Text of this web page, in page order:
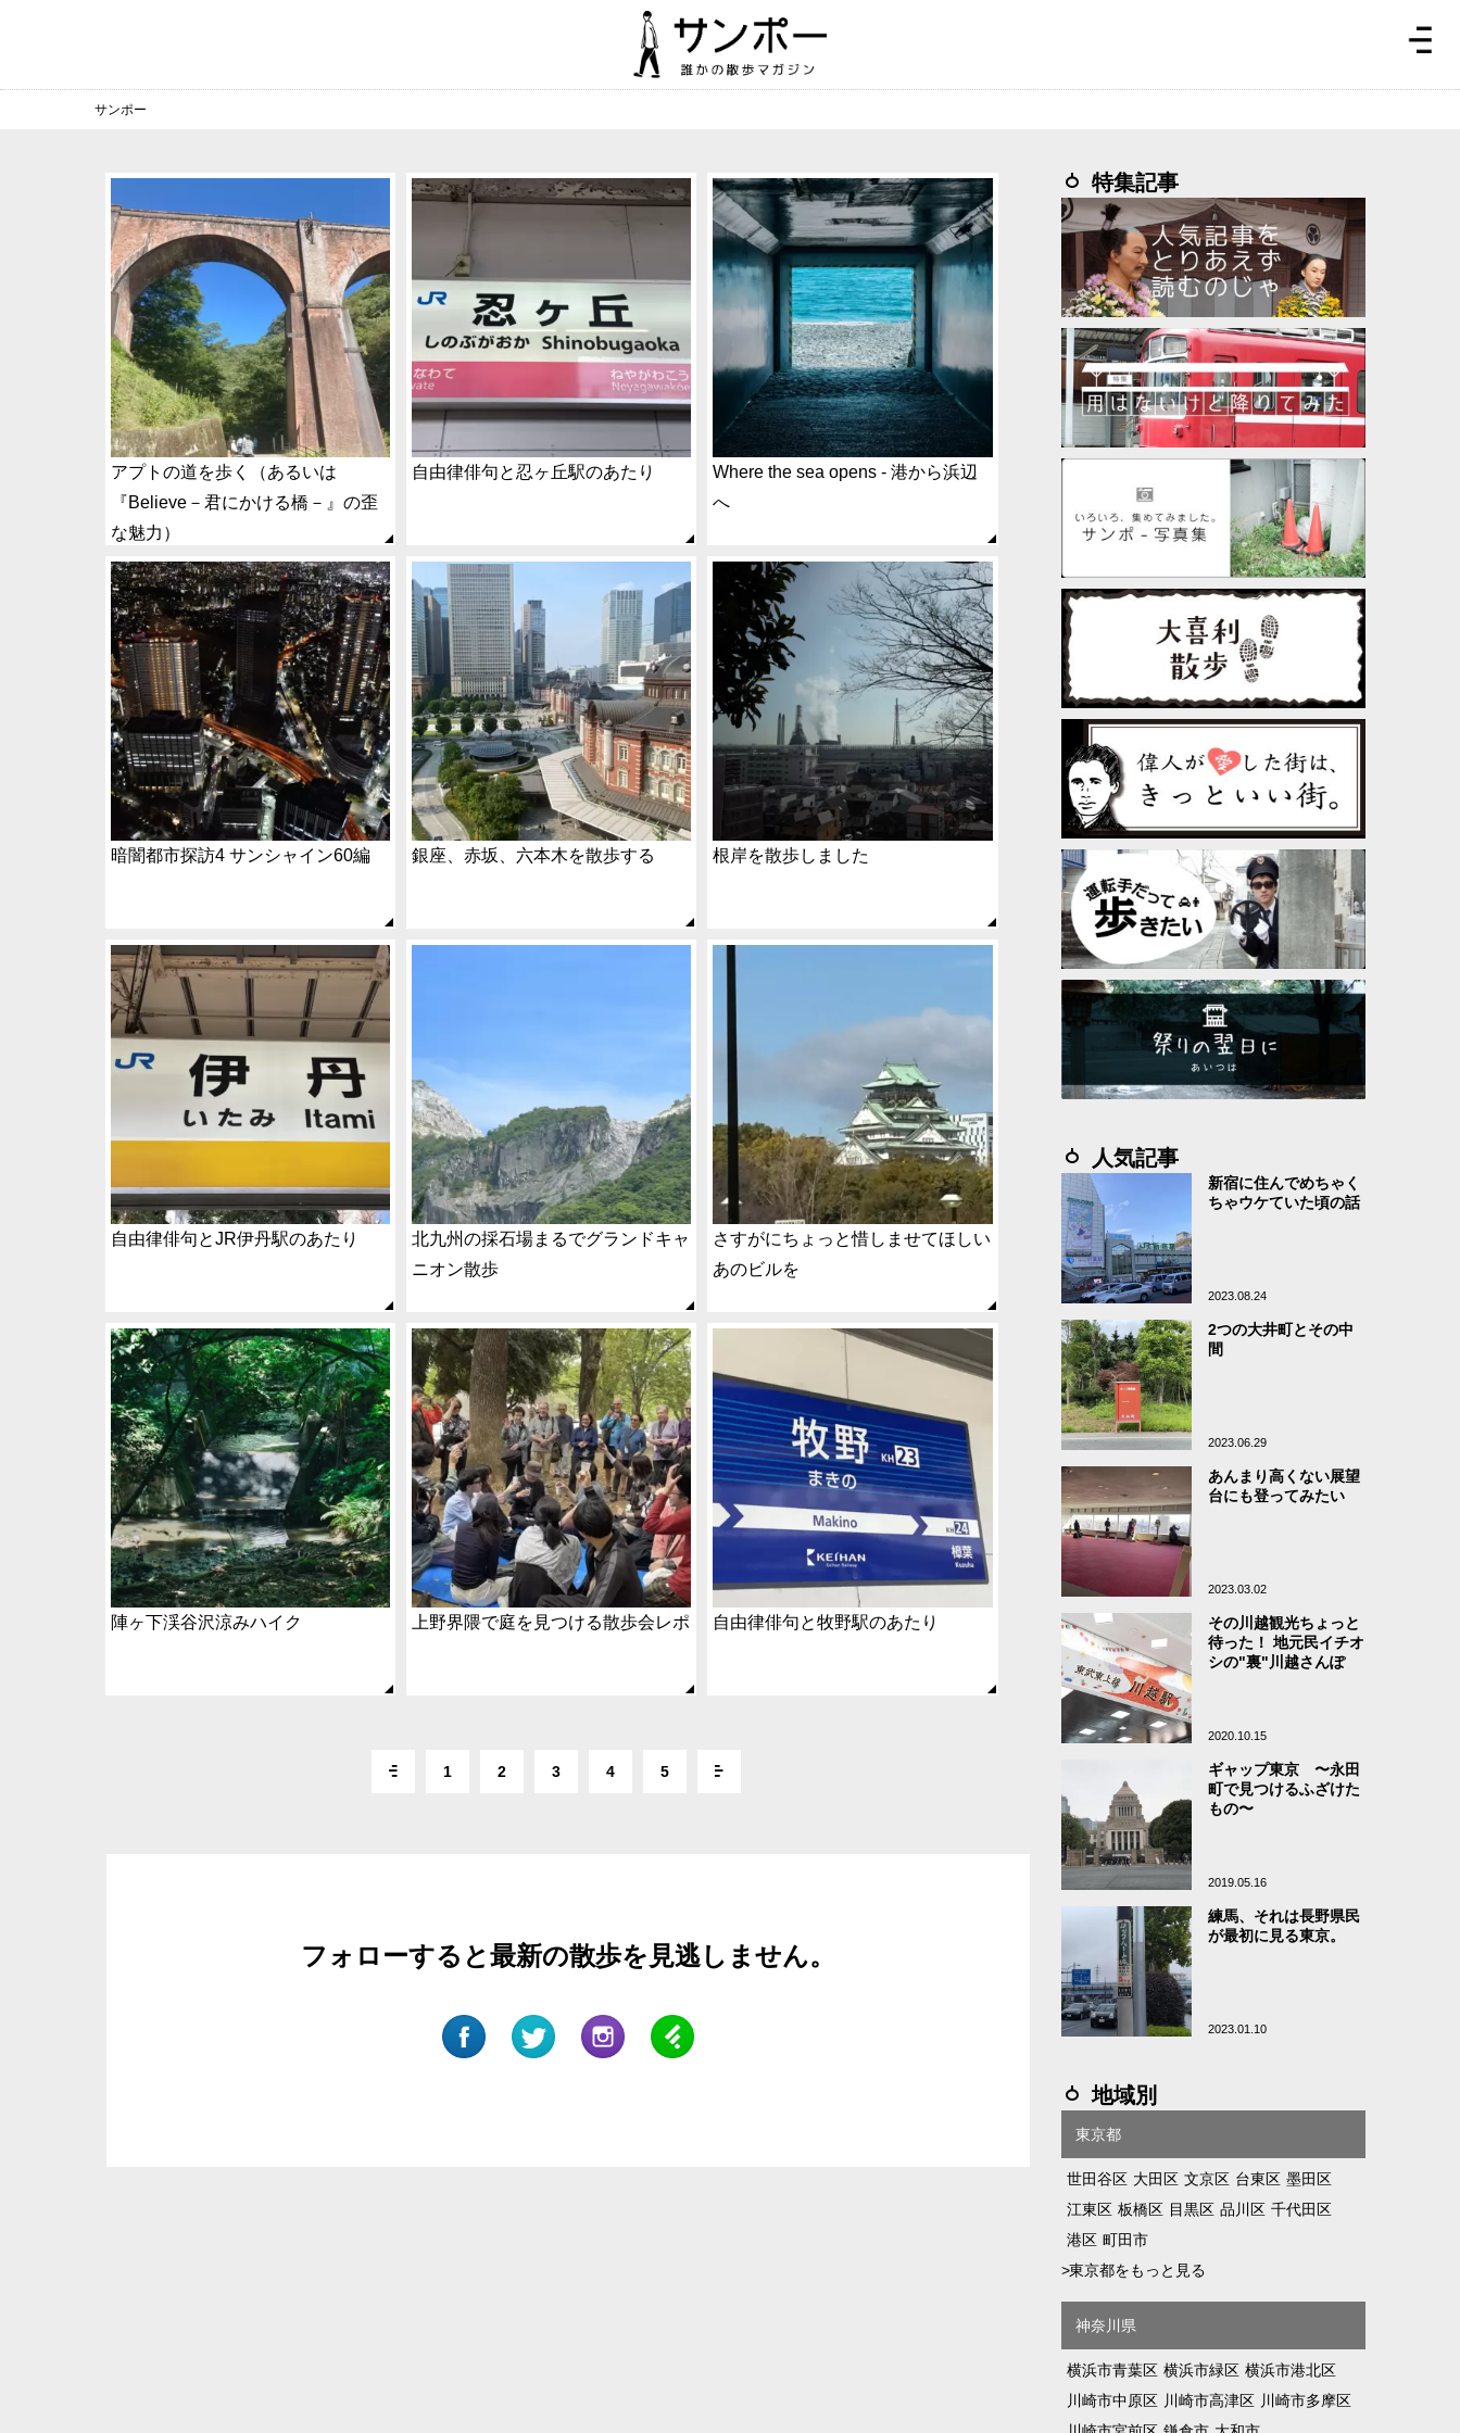
サンポー
アプトの道を歩く（あるいは
『Believe－君にかける橋－』の歪
な魅力）
自由律俳句と忍ヶ丘駅のあたり
Where the sea opens - 港から浜辺
へ
暗闇都市探訪4 サンシャイン60編 銀座、赤坂、六本木を散歩する 根岸を散歩しました
自由律俳句とJR伊丹駅のあたり
北九州の採石場まるでグランドキャ
ニオン散歩
さすがにちょっと惜しませてほしい
あのビルを
陣ヶ下渓谷沢涼みハイク 上野界隈で庭を見つける散歩会レポ 自由律俳句と牧野駅のあたり
1 2 3 4 5
フォローすると最新の散歩を見逃しません。
特集記事
人気記事
新宿に住んでめちゃく
ちゃウケていた頃の話
2023.08.24
2つの大井町とその中
間
2023.06.29
あんまり高くない展望
台にも登ってみたい
2023.03.02
その川越観光ちょっと
待った！ 地元民イチオ
シの"裏"川越さんぽ
2020.10.15
ギャップ東京 〜永田
町で見つけるふざけた
もの〜
2019.05.16
練馬、それは長野県民
が最初に見る東京。
2023.01.10
地域別
東京都
世田谷区 大田区 文京区 台東区 墨田区
江東区 板橋区 目黒区 品川区 千代田区
港区 町田市
> 東京都をもっと見る
神奈川県
横浜市青葉区 横浜市緑区 横浜市港北区
川崎市中原区 川崎市高津区 川崎市多摩区